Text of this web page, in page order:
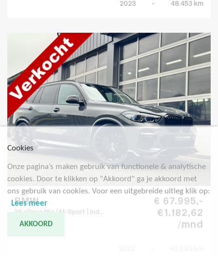
2023 - 48.453 km
BMW
X5 xDrive45e | M-Sport | Ind...
€ 67.995,-
€ 1.182,62
/mnd
Cookies
Onze pagina’s maken gebruik van functionele & analytische
cookies. Door te klikken op "Akkoord" ga je akkoord met
ons gebruik van cookies. Voor een uitgebreide uitleg klik op:
Lees meer
AKKOORD